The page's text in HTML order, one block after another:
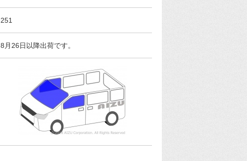
251
8月26日以降出荷です。